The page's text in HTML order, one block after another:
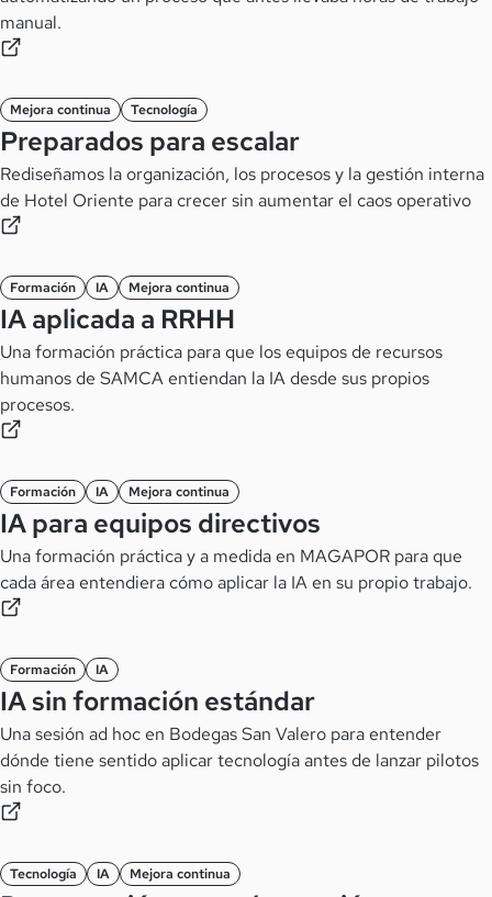
manual.
Mejora continua Tecnología
Preparados para escalar
Rediseñamos la organización, los procesos y la gestión interna
de Hotel Oriente para crecer sin aumentar el caos operativo
Formación IA Mejora continua
IA aplicada a RRHH
Una formación práctica para que los equipos de recursos
humanos de SAMCA entiendan la IA desde sus propios
procesos.
Formación IA Mejora continua
IA para equipos directivos
Una formación práctica y a medida en MAGAPOR para que
cada área entendiera cómo aplicar la IA en su propio trabajo.
Formación IA
IA sin formación estándar
Una sesión ad hoc en Bodegas San Valero para entender
dónde tiene sentido aplicar tecnología antes de lanzar pilotos
sin foco.
Tecnología IA Mejora continua